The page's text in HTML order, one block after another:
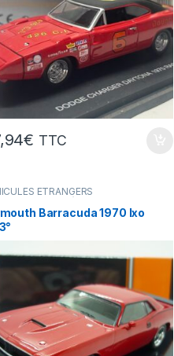
€ TTC
ÉTRANGERS
...)
Barracuda 1970 Ixo